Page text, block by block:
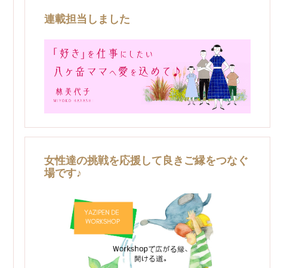
連載担当しました
女性達の挑戦を応援して良きご縁をつなぐ
場です♪